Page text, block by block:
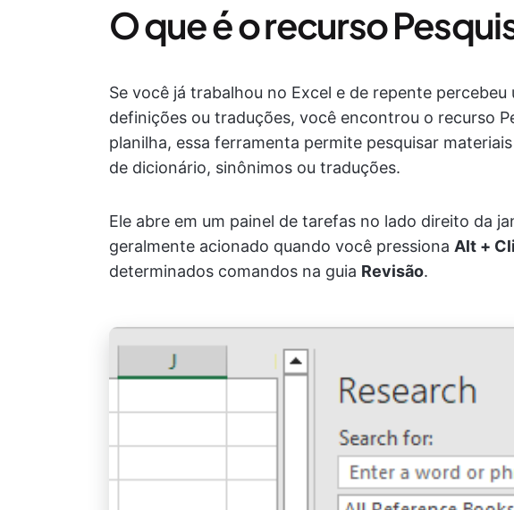
O que é o recurso
Se você já trabalhou no Excel e de repente
definições ou traduções, você encontrou o recurso
planilha, essa ferramenta permite pesquisar
de dicionário, sinônimos ou traduções.
Ele abre em um painel de tarefas no lado direito da
geralmente acionado quando você pressiona Alt +
determinados comandos na guia Revisão.